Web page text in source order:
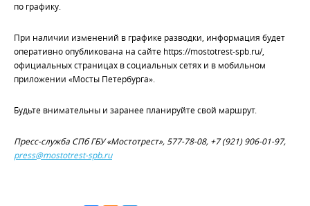
по графику.
При наличии изменений в графике разводки, информация будет
оперативно опубликована на сайте https://mostotrest-spb.ru/,
официальных страницах в социальных сетях и в мобильном
приложении «Мосты Петербурга».
Будьте внимательны и заранее планируйте свой маршрут.
Пресс-служба СПб ГБУ «Мостотрест», 577-78-08, +7 (921) 906-01-97,
press@mostotrest-spb.ru